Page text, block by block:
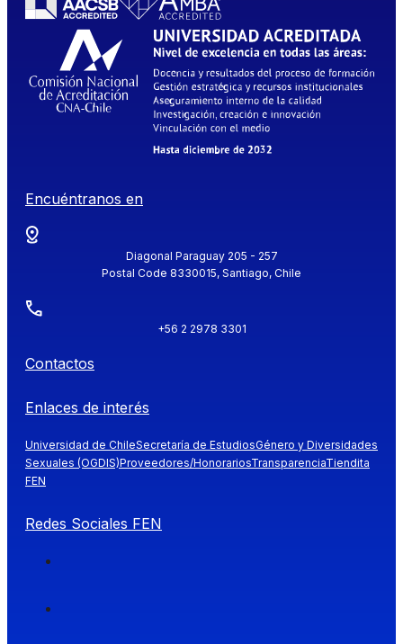
Encuéntranos en
Diagonal Paraguay 205 - 257
Postal Code 8330015, Santiago, Chile
+56 2 2978 3301
Contactos
Enlaces de interés
Universidad de ChileSecretaría de EstudiosGénero y Diversidades
Sexuales (OGDIS)Proveedores/HonorariosTransparenciaTiendita
FEN
Redes Sociales FEN